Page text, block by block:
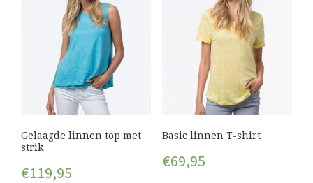
Gelaagde linnen top met
strik
€119,95
Basic linnen T-shirt
€69,95